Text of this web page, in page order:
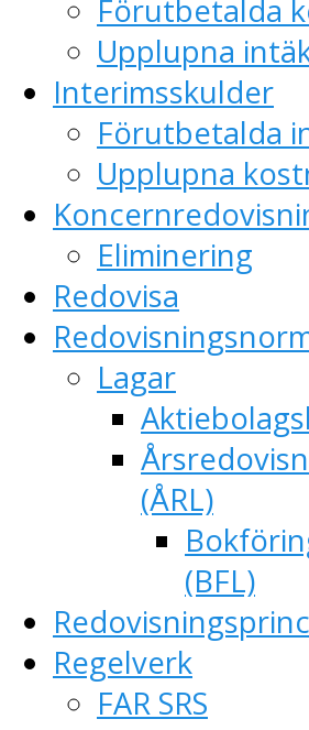
Förutbetalda
Upplupna
Interimsskulder
Förutbetalda
Upplupna
Eliminering
Redovisa
Lagar
(ÅRL)
(BFL)
Regelverk
FAR SRS